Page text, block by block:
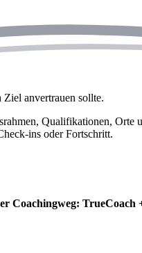
anvertrauen sollte.
Qualifikationen,
ins oder Fortschritt.
Coachingweg: TrueCoach